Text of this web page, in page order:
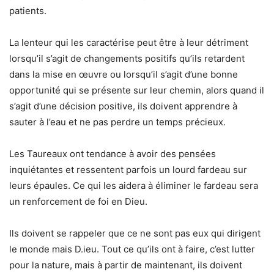
patients.
La lenteur qui les caractérise peut être à leur détriment
lorsqu’il s’agit de changements positifs qu’ils retardent
dans la mise en œuvre ou lorsqu’il s’agit d’une bonne
opportunité qui se présente sur leur chemin, alors quand il
s’agit d’une décision positive, ils doivent apprendre à
sauter à l’eau et ne pas perdre un temps précieux.
Les Taureaux ont tendance à avoir des pensées
inquiétantes et ressentent parfois un lourd fardeau sur
leurs épaules. Ce qui les aidera à éliminer le fardeau sera
un renforcement de foi en Dieu.
Ils doivent se rappeler que ce ne sont pas eux qui dirigent
le monde mais D.ieu. Tout ce qu’ils ont à faire, c’est lutter
pour la nature, mais à partir de maintenant, ils doivent